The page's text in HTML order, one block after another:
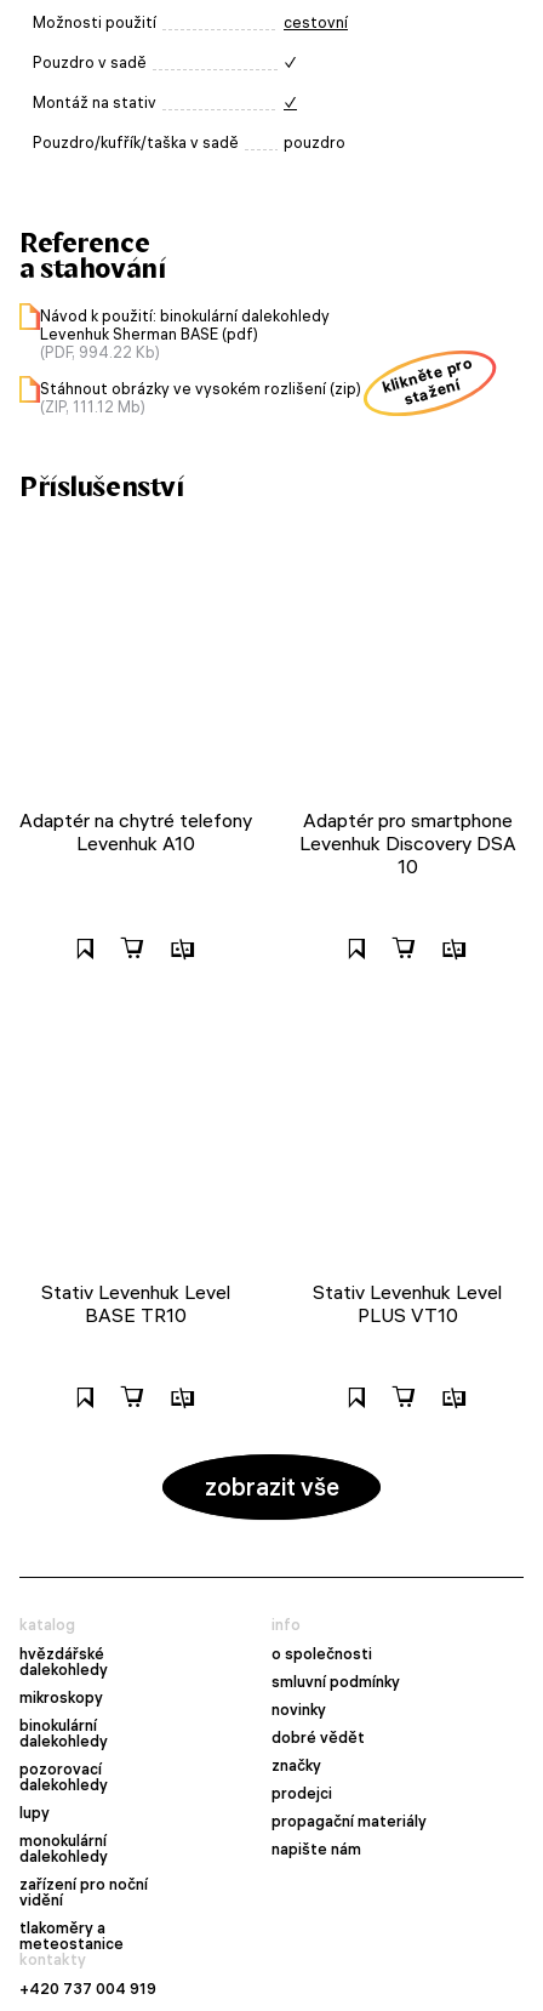
Možnosti použití cestovní
Pouzdro v sadě ✓
Montáž na stativ ✓
Pouzdro/kufřík/taška v sadě pouzdro
Reference
a stahování
Návod k použití: binokulární dalekohledy
Levenhuk Sherman BASE (pdf)
(PDF, 994.22 Kb)
Stáhnout obrázky ve vysokém rozlišení (zip)
(ZIP, 111.12 Mb)
klikněte pro
stažení
Příslušenství
Adaptér na chytré telefony
Levenhuk A10
Adaptér pro smartphone
Levenhuk Discovery DSA
10
Stativ Levenhuk Level
BASE TR10
Stativ Levenhuk Level
PLUS VT10
zobrazit vše
katalog
hvězdářské
dalekohledy
mikroskopy
binokulární
dalekohledy
pozorovací
dalekohledy
lupy
monokulární
dalekohledy
zařízení pro noční
vidění
tlakoměry a
meteostanice
info
o společnosti
smluvní podmínky
novinky
dobré vědět
značky
prodejci
propagační materiály
napište nám
kontakty
+420 737 004 919